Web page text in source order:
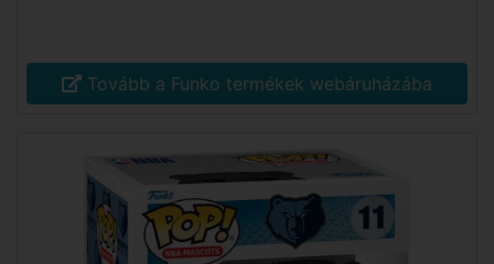
Tovább a Funko termékek webáruházába